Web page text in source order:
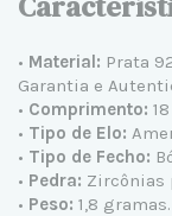
• Material: Prata
Garantia e
• Comprimento:
• Tipo de Elo:
• Tipo de Fecho:
• Pedra: Zircônias
• Peso: 1,8 gramas.